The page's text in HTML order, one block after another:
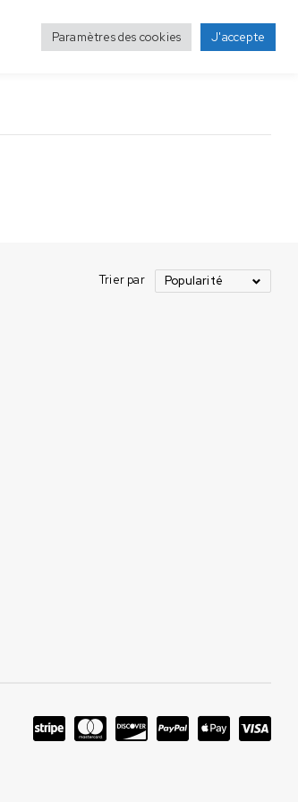
0 0
Trier par Popularité
Paramètres des cookies J'accepte